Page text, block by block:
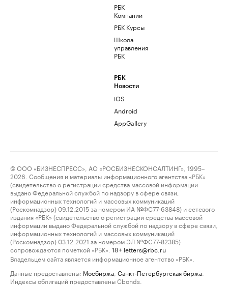
РБК
Компании
РБК Курсы
Школа
управления
РБК
РБК
Новости
iOS
Android
AppGallery
© ООО «БИЗНЕСПРЕСС», АО «РОСБИЗНЕСКОНСАЛТИНГ», 1995–
2026. Сообщения и материалы информационного агентства «РБК»
(свидетельство о регистрации средства массовой информации
выдано Федеральной службой по надзору в сфере связи,
информационных технологий и массовых коммуникаций
(Роскомнадзор) 09.12.2015 за номером ИА №ФС77-63848) и сетевого
издания «РБК» (свидетельство о регистрации средства массовой
информации выдано Федеральной службой по надзору в сфере связи,
информационных технологий и массовых коммуникаций
(Роскомнадзор) 03.12.2021 за номером ЭЛ №ФС77-82385)
сопровождаются пометкой «РБК».
18+ letters@rbc.ru
Владельцем сайта является информационное агентство «РБК».
Данные предоставлены: Мосбиржа Санкт-Петербургская биржа
Индексы облигаций предоставлены Cbonds.